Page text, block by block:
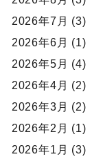
2026年7月 (3)
2026年6月 (1)
2026年5月 (4)
2026年4月 (2)
2026年3月 (2)
2026年2月 (1)
2026年1月 (3)